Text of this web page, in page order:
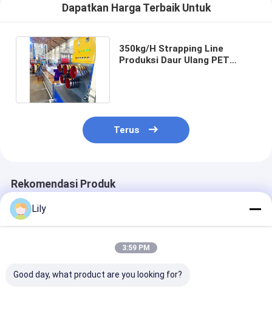
Dapatkan Harga Terbaik Untuk
350kg/H Strapping Line
Produksi Daur Ulang PET
Terus
Rekomendasi Produk
Lily
3:59 PM
Good day, what product are you looking for?